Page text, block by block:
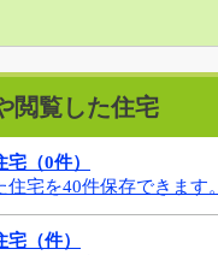
閲覧した住宅
宅（0件）
住宅を40件保存できます。
（件）